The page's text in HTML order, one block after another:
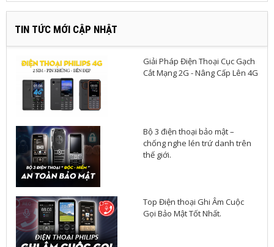
TIN TỨC MỚI CẬP NHẬT
Giải Pháp Điện Thoại Cục Gạch
Cắt Mạng 2G - Nâng Cấp Lên 4G
Bộ 3 điện thoại bảo mật –
chống nghe lén trứ danh trên
thế giới.
Top Điện thoại Ghi Âm Cuộc
Gọi Bảo Mật Tốt Nhất.